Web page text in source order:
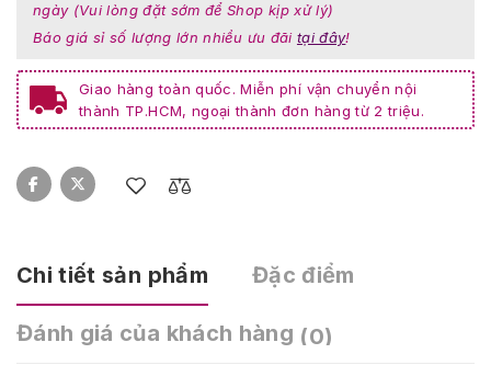
ngày (Vui lòng đặt sớm để Shop kịp xử lý)
Báo giá sỉ số lượng lớn nhiều ưu đãi tại đây!
Giao hàng toàn quốc. Miễn phí vận chuyển nội
thành TP.HCM, ngoại thành đơn hàng từ 2 triệu.
Chi tiết sản phẩm Đặc điểm
Đánh giá của khách hàng (0)